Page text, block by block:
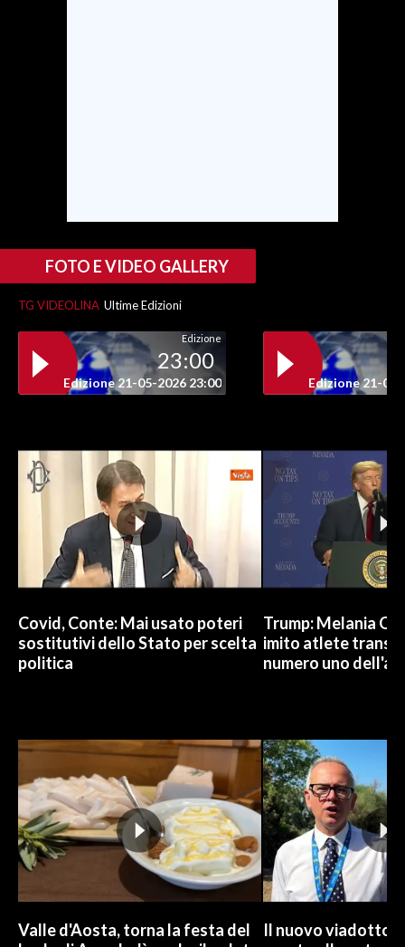
NECROLOGI
PUBBLICITÀ
SPIAGGE
FOTO E VIDEO GALLERY
TG VIDEOLINA Ultime Edizioni
Edizione
23:00
Edizione 21-05-2026 23:00 Edizione 21-05-
Covid, Conte: Mai usato poteri
sostitutivi dello Stato per scelta
politica
Trump: Melania
imito atlete trans,
numero uno
Valle d'Aosta, torna la festa del
Il nuovo viadotto